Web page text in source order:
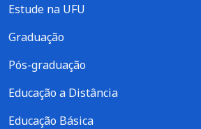
Estude na UFU
Graduação
Pós-graduação
Educação a Distância
Educação Básica